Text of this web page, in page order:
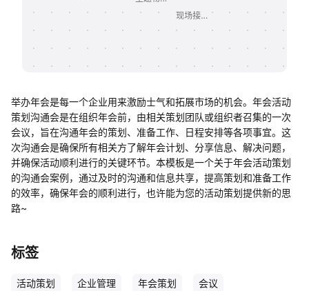
知识分享社区
举办年会是每一个企业用来激励士气和拓展市场的机会。年会活动
策划沟通会是在组织年会前，由相关策划团队或组织者召集的一次
会议，旨在沟通年会的策划、准备工作、日程安排等各项事宜。这
次沟通会是确保所有相关方了解年会计划、分享信息、解决问题，
并确保活动顺利进行的关键环节。本模板是一个关于年会活动策划
的沟通会案例，通过及时的沟通和信息共享，提高策划和准备工作
的效率，确保年会的顺利进行，也许能为您的活动策划提供新的思
路~
标签
活动策划 企业管理 年会策划 会议